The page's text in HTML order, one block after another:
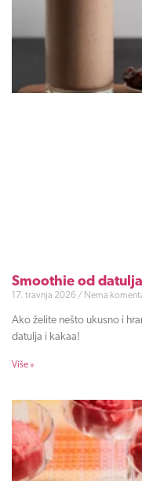
Smoothie od
17. travnja 2026 Nema
Ako želite nešto ukusno i
datulja i kakaa!
Više »